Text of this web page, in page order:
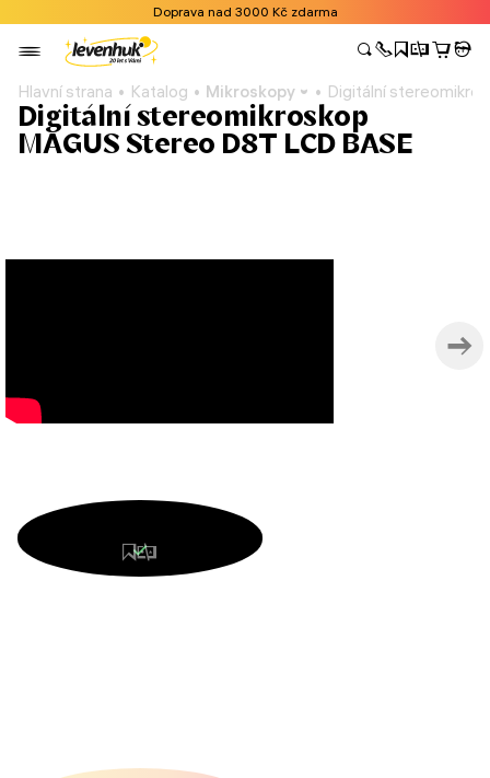
Doprava nad 3000 Kč zdarma
Hlavní strana Katalog Mikroskopy Digitální
Digitální stereomikroskop
MAGUS Stereo D8T LCD BASE